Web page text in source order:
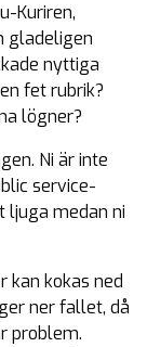
Kuriren,
gladeligen
nyttiga
fet rubrik?
lögner?
Ni är inte
service-
ljuga medan ni
kan kokas ned
ner fallet, då
problem.